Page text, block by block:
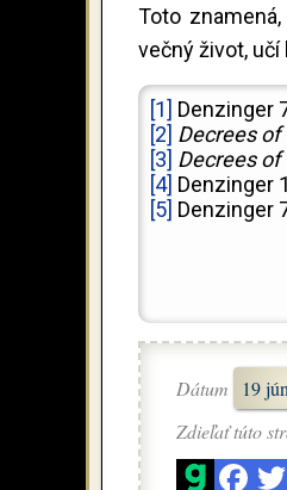
Toto
večný život, učí
[1] Denzinger
[2] Decrees of
[3] Decrees of
[4] Denzinger
[5] Denzinger
Dátum
19
Zdieľať túto